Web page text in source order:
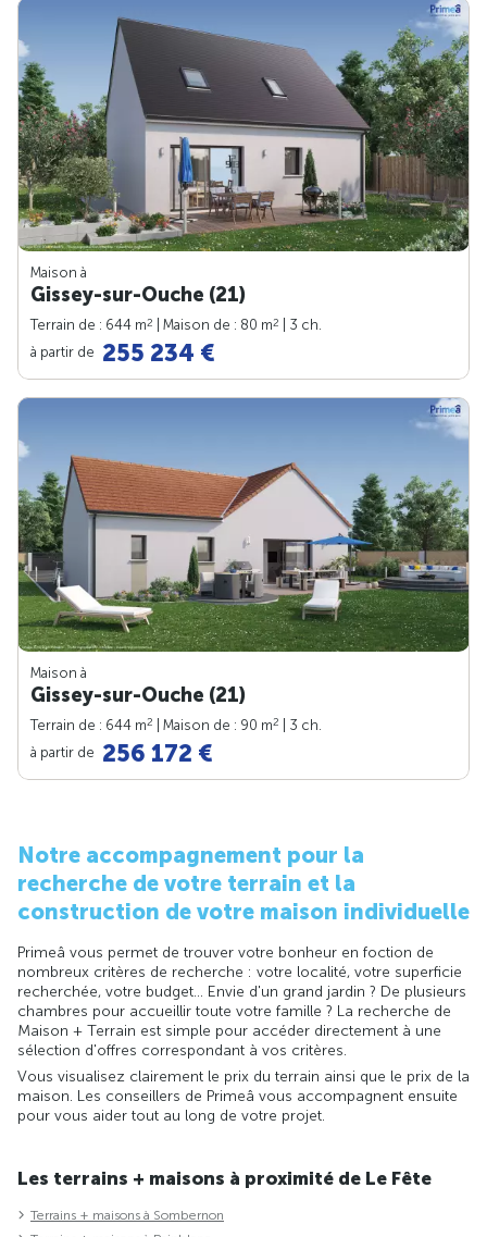
Maison à
Gissey-sur-Ouche (21)
Terrain de : 644 m2 | Maison de : 80 m2
| 3 ch.
à partir de 255 234 €
Maison à
Gissey-sur-Ouche (21)
Terrain de : 644 m2 | Maison de : 90 m2
| 3 ch.
à partir de 256 172 €
Notre accompagnement pour la
recherche de votre terrain et la
construction de votre maison individuelle
Primeâ vous permet de trouver votre bonheur en foction de
nombreux critères de recherche : votre localité, votre superficie
recherchée, votre budget... Envie d'un grand jardin ? De plusieurs
chambres pour accueillir toute votre famille ? La recherche de
Maison + Terrain est simple pour accéder directement à une
sélection d'offres correspondant à vos critères.
Vous visualisez clairement le prix du terrain ainsi que le prix de la
maison. Les conseillers de Primeâ vous accompagnent ensuite
pour vous aider tout au long de votre projet.
Les terrains + maisons à proximité de Le Fête
Terrains + maisons à Sombernon